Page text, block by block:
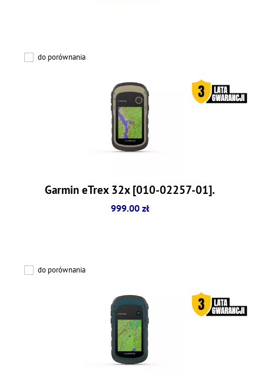
do porównania
Garmin eTrex 32x [010-02257-01].
999.00 zł
do porównania